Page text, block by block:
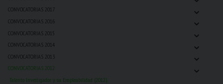
CONVOCATORIAS 2017 ⌄
CONVOCATORIAS 2016 ⌄
CONVOCATORIAS 2015 ⌄
CONVOCATORIAS 2014 ⌄
CONVOCATORIAS 2013 ⌄
CONVOCATORIAS 2012 ⌄
Talento Investigador y su Empleabilidad (2012)